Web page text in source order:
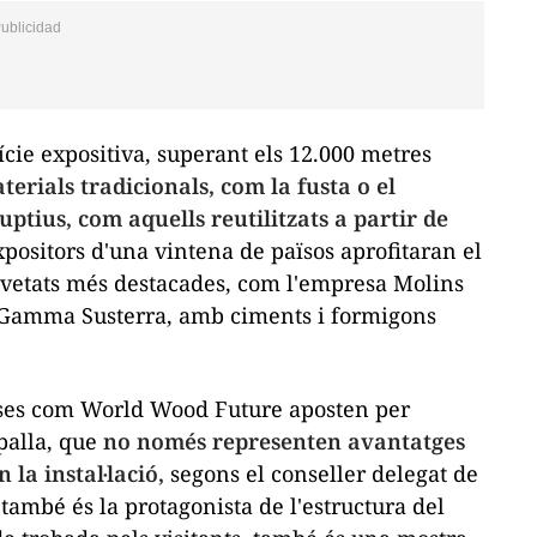
expositiva, superant els 12.000 metres
tradicionals, com la fusta o el
com aquells reutilitzats a partir de
d'una vintena de països aprofitaran el
més destacades, com l'empresa Molins
Susterra, amb ciments i formigons
com World Wood Future aposten per
que no només representen avantatges
la instal·lació, segons el conseller delegat de
és la protagonista de l'estructura del